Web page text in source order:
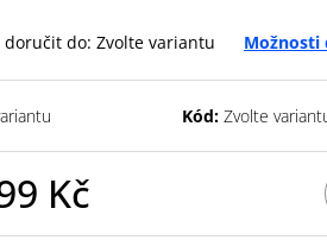
doručit do: Zvolte variantu Možnosti
Kód: Zvolte
Kč
GU ENERGY GEL 32G
LEMONADE